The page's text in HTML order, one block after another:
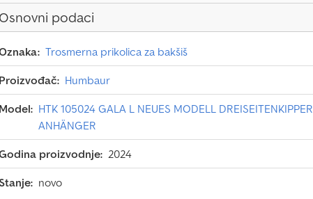
Osnovni podaci
Trosmerna prikolica za bakšiš
Proizvođač: Humbaur
Model: HTK 105024 GALA L NEUES MODELL DREISEITENKIPPER
ANHÄNGER
proizvodnje: 2024
novo